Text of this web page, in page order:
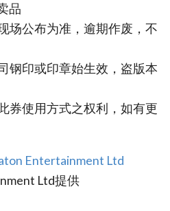
品
场公布为准，逾期作废，不
钢印或印章始生效，盗版本
券使用方式之权利，如有更
Entertainment Ltd
Ltd提供